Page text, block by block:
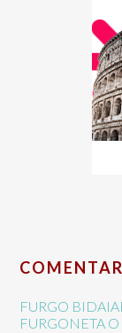
FURGO
FURGONETA O